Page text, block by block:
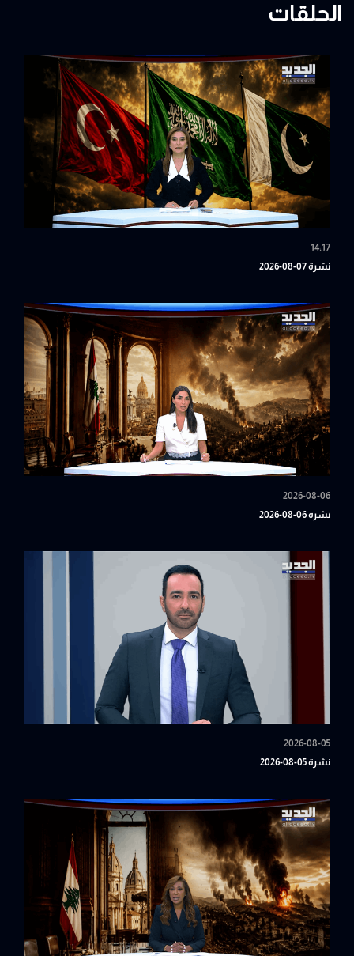
الحلقات
14:17
نشرة 07-08-2026
2026-08-06
نشرة 06-08-2026
2026-08-05
نشرة 05-08-2026